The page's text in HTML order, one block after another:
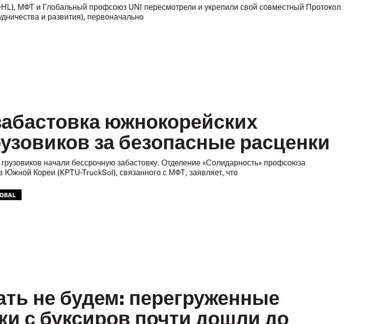
МФТ и Глобальный профсоюз UNI пересмотрели и укрепили свой совместный Протокол
и развития), первоначально
южнокорейских
за безопасные расценки
начали бессрочную забастовку. Отделение «Солидарность» профсоюза
Южной Кореи (KPTU-TruckSol), связанного с МФТ, заявляет, что
не будем: перегруженные
с буксиров почти дошли до